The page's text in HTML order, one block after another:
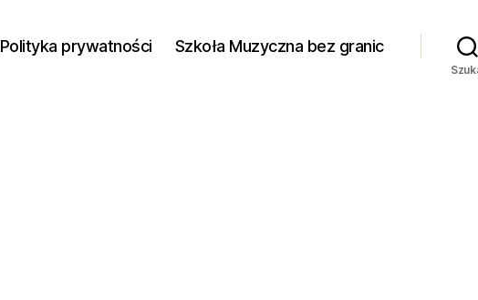
Polityka prywatności Szkoła Muzyczna bez granic